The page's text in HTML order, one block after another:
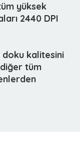
yüksek
2440 DPI
doku kalitesini
tüm